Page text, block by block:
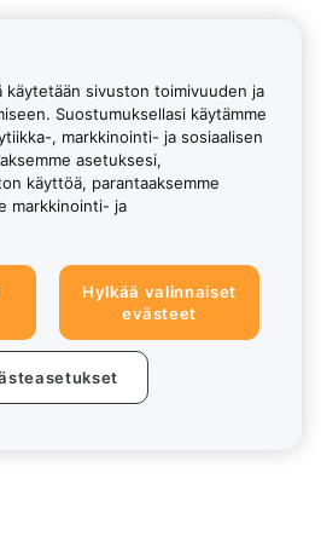
käytetään sivuston toimivuuden ja
Suostumuksellasi käytämme
, markkinointi- ja sosiaalisen
asetuksesi,
käyttöä, parantaaksemme
markkinointi- ja
Hylkää valinnaiset
evästeet